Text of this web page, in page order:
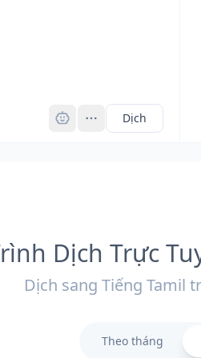
Dịch
Dịch Trực
Dịch sang Tiếng Tamil
Theo tháng